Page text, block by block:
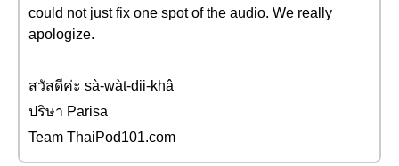
could not just fix one spot of the audio. We really
apologize.
สวัสดีค่ะ sà-wàt-dii-khâ
ปริษา Parisa
Team ThaiPod101.com